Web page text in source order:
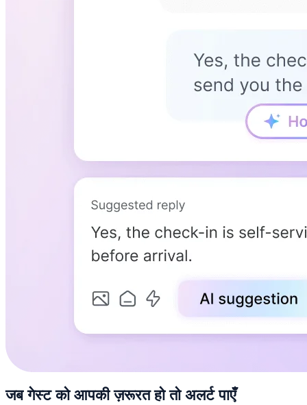
जब गेस्ट को आपकी ज़रूरत हो तो अलर्ट पाएँ